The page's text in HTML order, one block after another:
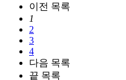
이전 목록
1
2
3
4
다음 목록
끝 목록